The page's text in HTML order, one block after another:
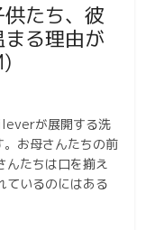
たち、彼
る理由が
が展開する洗
お母さんたちの前
んたちは口を揃え
ているのにはある